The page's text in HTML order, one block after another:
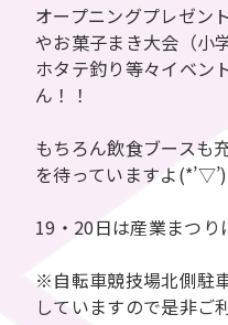
オープニングプレゼン
やお菓子まき大会（小
ホタテ釣り等々イベン
ん！！
もちろん飲食ブースも
を待っていますよ(*’▽’)
19・20日は産業まつり
※自転車競技場北側駐
していますので是非ご